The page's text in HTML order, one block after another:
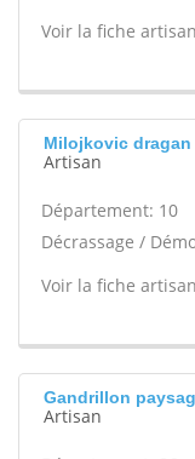
Voir la fiche
Milojkovic
Artisan
Département: 10
Décrassage /
Voir la fiche
Gandrillon
Artisan